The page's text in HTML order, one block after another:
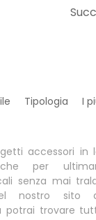
Tipologia I
accessori in
per
senza mai
nostro sito
potrai trovare